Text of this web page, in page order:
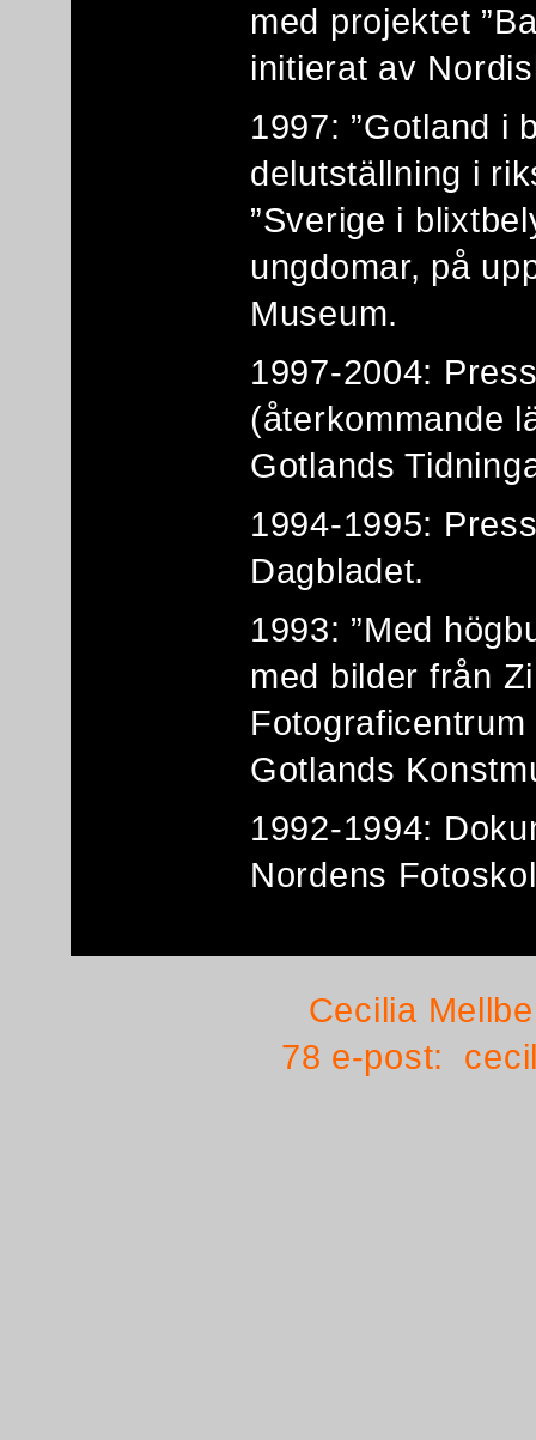
med projektet
initierat av
1997: ”Gotland i
delutställning i
”Sverige i
ungdomar, på
Museum.
1997-2004:
(återkommande
Gotlands
1994-1995:
Dagbladet.
1993: ”Med
med bilder från
Gotlands
1992-1994:
Nordens
Cecilia
78 e-post: